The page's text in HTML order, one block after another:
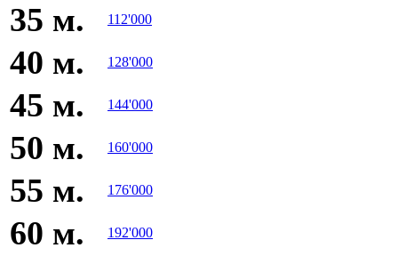
35 м. 112'000
40 м. 128'000
45 м. 144'000
50 м. 160'000
55 м. 176'000
60 м. 192'000